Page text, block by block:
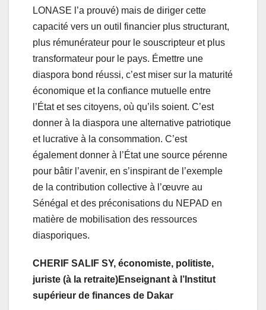
LONASE l’a prouvé) mais de diriger cette
capacité vers un outil financier plus structurant,
plus rémunérateur pour le souscripteur et plus
transformateur pour le pays. Émettre une
diaspora bond réussi, c’est miser sur la maturité
économique et la confiance mutuelle entre
l’État et ses citoyens, où qu’ils soient. C’est
donner à la diaspora une alternative patriotique
et lucrative à la consommation. C’est
également donner à l’État une source pérenne
pour bâtir l’avenir, en s’inspirant de l’exemple
de la contribution collective à l’œuvre au
Sénégal et des préconisations du NEPAD en
matière de mobilisation des ressources
diasporiques.
CHERIF SALIF SY, économiste, politiste,
juriste (à la retraite)Enseignant à l’Institut
supérieur de finances de Dakar